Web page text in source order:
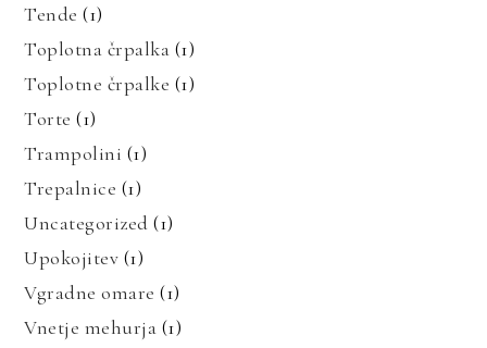
Tende (1)
Toplotna črpalka (1)
Toplotne črpalke (1)
Torte (1)
Trampolini (1)
Trepalnice (1)
Uncategorized (1)
Upokojitev (1)
Vgradne omare (1)
Vnetje mehurja (1)